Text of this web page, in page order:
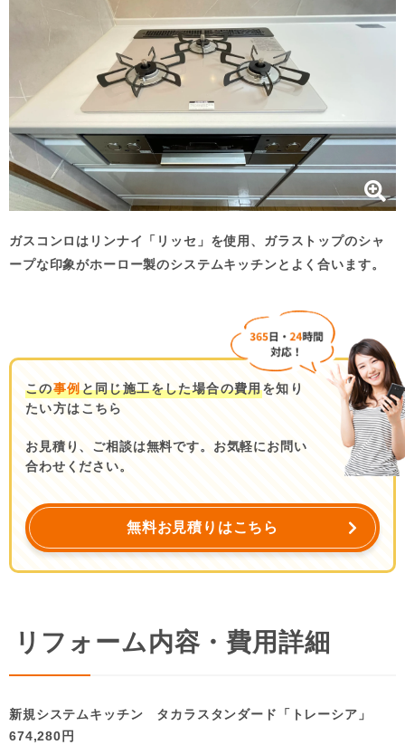
ガスコンロはリンナイ「リッセ」を使用、ガラストップのシャ
ープな印象がホーロー製のシステムキッチンとよく合います。
この事例と同じ施工をした場合の費用を知り
たい方はこちら
お見積り、ご相談は無料です。お気軽にお問い
合わせください。
無料お見積りはこちら
リフォーム内容・費用詳細
新規システムキッチン タカラスタンダード「トレーシア」
674,280円